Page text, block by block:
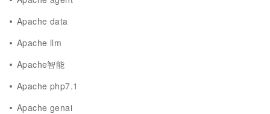
Apache data
Apache llm
Apache智能
Apache php7.1
Apache genai